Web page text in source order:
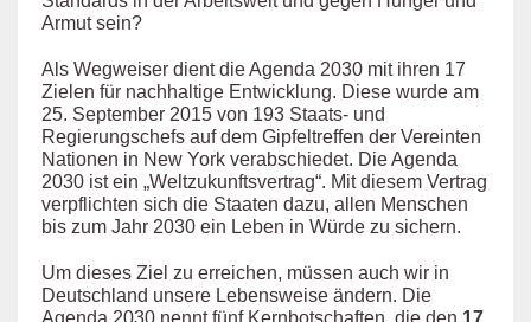
Armut sein?
Als Wegweiser dient die Agenda 2030 mit ihren 17
Zielen für nachhaltige Entwicklung. Diese wurde am
25. September 2015 von 193 Staats- und
Regierungschefs auf dem Gipfeltreffen der Vereinten
Nationen in New York verabschiedet. Die Agenda
2030 ist ein „Weltzukunftsvertrag“. Mit diesem Vertrag
verpflichten sich die Staaten dazu, allen Menschen
bis zum Jahr 2030 ein Leben in Würde zu sichern.
Um dieses Ziel zu erreichen, müssen auch wir in
Deutschland unsere Lebensweise ändern. Die
Agenda 2030 nennt fünf Kernbotschaften, die den 17